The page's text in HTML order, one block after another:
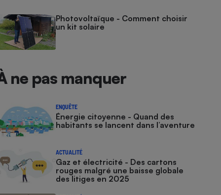
Photovoltaïque - Comment choisir
un kit solaire
ne pas manquer
ENQUÊTE
Énergie citoyenne - Quand des
habitants se lancent dans l’aventure
ACTUALITÉ
Gaz et électricité - Des cartons
rouges malgré une baisse globale
des litiges en 2025